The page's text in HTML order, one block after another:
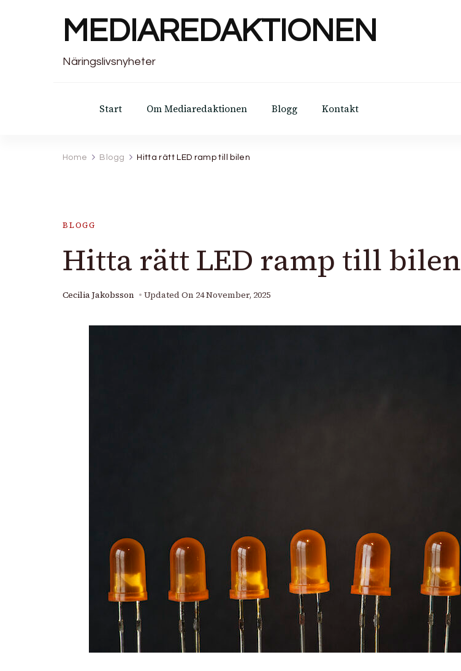
MEDIAREDAKTIONEN
Näringslivsnyheter
Start Om Mediaredaktionen Blogg Kontakt
Home Blogg Hitta rätt LED ramp till bilen
BLOGG
Hitta rätt LED ramp till bilen
Cecilia Jakobsson Updated On 24 November, 2025